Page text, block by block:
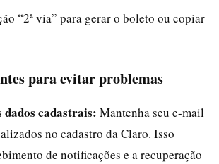
“2ª via” para gerar o boleto ou copiar
para evitar problemas
dados cadastrais: Mantenha seu e-mail
no cadastro da Claro. Isso
de notificações e a recuperação